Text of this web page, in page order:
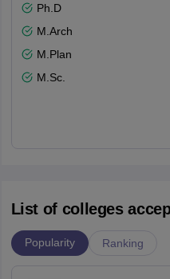
Ph.D
M.Arch
M.Plan
M.Sc.
List of colleges
Popularity Ranking